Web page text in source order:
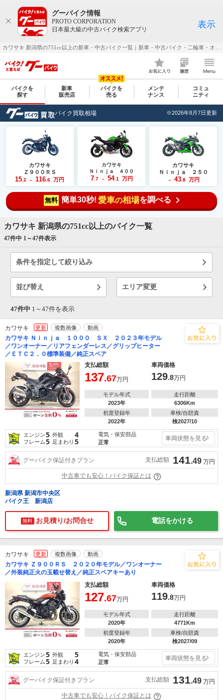
グーバイク情報
PROTO CORPORATION
日本最大級の中古バイク検索アプリ
表示
バイクを
探す
新車
販売店
バイクを
売る
メンテ
ナンス
コミュ
ニティ
バイク買取相場 ※2026年8月7日更新
カワサキ
Ｚ９００ＲＳ
15 .2 ～ 116 .6 万円
カワサキ
Ｎｉｎｊａ ４００
7.7 ～ 54.1 万円
カワサキ
Ｎｉｎｊａ ２５０
～ 43.8 万円
無料 簡単30秒! 愛車の相場を調べる
カワサキ 新潟県の751cc以上のバイク一覧
47件中 1～47件表示
条件を指定して絞り込み
並び替え エリア変更
47件中 1～ 47件を表示
カワサキ 更新 複数画像 動画
カワサキ Ｎｉｎｊａ １０００ ＳＸ ２０２３年モデル
／ワンオーナー／リアフェンダーレス／グリップヒーター
／ＥＴＣ２．０標準装備／純正スペア
支払総額
車両価格
137.67万円 129.8万円
モデル年式
2023年
走行距離
6306Km
初度登録年
2022年
車検/自賠責
検2027/10
エンジン5 外観 4
フレーム5 足まわり 5
電気・保安部品
正常
車両状態を見る
グーバイク保証付きプラン 支払総額 141.49 万円
中古車でも安心！バイク保証とは
新潟県 新潟市中央区
バイク王 新潟店
無料 お見積り/お問合せ 電話をかける
カワサキ 更新 複数画像 動画
カワサキ Ｚ９００ＲＳ ２０２０年モデル／ワンオーナー
／外装純正火の玉載せ替え／純正スペアキーあり
支払総額
車両価格
127.67万円 119.8万円
モデル年式
2020年
走行距離
4771Km
初度登録年
2020年
車検/自賠責
検2027/09
エンジン5 外観 5
フレーム5 足まわり 4
電気・保安部品
正常
車両状態を見る
グーバイク保証付きプラン 支払総額 131.49 万円
中古車でも安心！バイク保証とは